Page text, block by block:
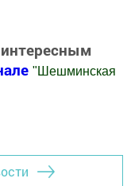
" Шешминская